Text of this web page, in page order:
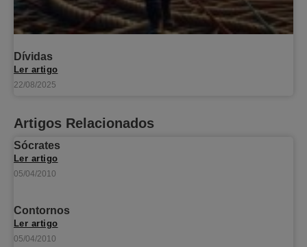
Dívidas
Ler artigo
22/08/2025
Artigos Relacionados
Sócrates
Ler artigo
05/04/2010
Contornos
Ler artigo
05/04/2010